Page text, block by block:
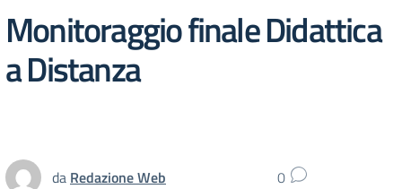
Monitoraggio finale Didattica
a Distanza
da Redazione Web 0